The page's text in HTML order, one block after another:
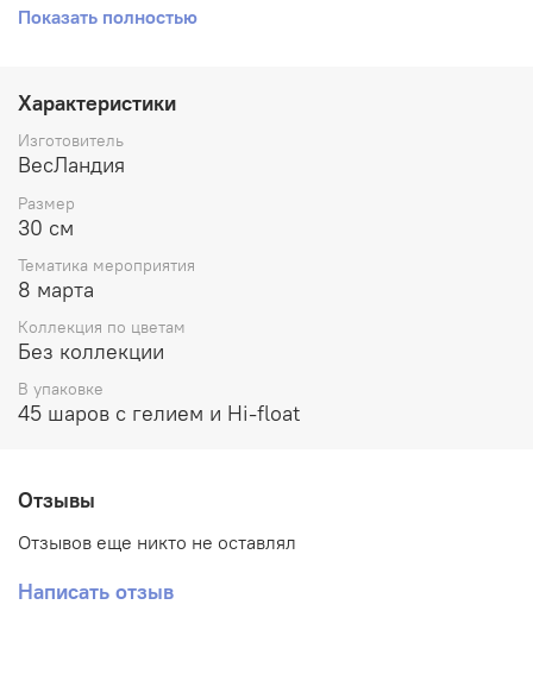
часов. Для оформления женского праздника 8 марта.
Показать полностью
Характеристики
Изготовитель
ВесЛандия
Размер
30 см
Тематика мероприятия
8 марта
Коллекция по цветам
Без коллекции
В упаковке
45 шаров с гелием и Hi-float
Отзывы
Отзывов еще никто не оставлял
Написать отзыв